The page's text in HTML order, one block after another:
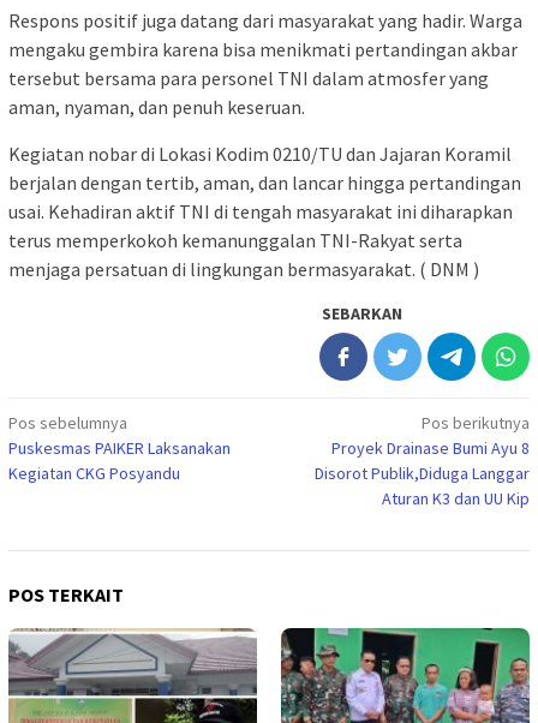
Respons positif juga datang dari masyarakat yang hadir. Warga
mengaku gembira karena bisa menikmati pertandingan akbar
tersebut bersama para personel TNI dalam atmosfer yang
aman, nyaman, dan penuh keseruan.
Kegiatan nobar di Lokasi Kodim 0210/TU dan Jajaran Koramil
berjalan dengan tertib, aman, dan lancar hingga pertandingan
usai. Kehadiran aktif TNI di tengah masyarakat ini diharapkan
terus memperkokoh kemanunggalan TNI-Rakyat serta
menjaga persatuan di lingkungan bermasyarakat. ( DNM )
SEBARKAN
Navigasi
pos
Pos sebelumnya
Puskesmas PAIKER Laksanakan
Kegiatan CKG Posyandu
Pos berikutnya
Proyek Drainase Bumi Ayu 8
Disorot Publik,Diduga Langgar
Aturan K3 dan UU Kip
POS TERKAIT